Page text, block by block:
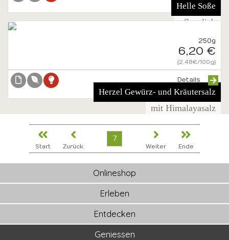
Helle Soße
pflanzlich
Herzel Gewürz- und Kräutersalz
mit Himalayasalz
250g
6,20 €
{2.48€/100g}
Details
Start Zurück
7
Weiter Ende
Onlineshop
Erleben
Entdecken
Geniessen